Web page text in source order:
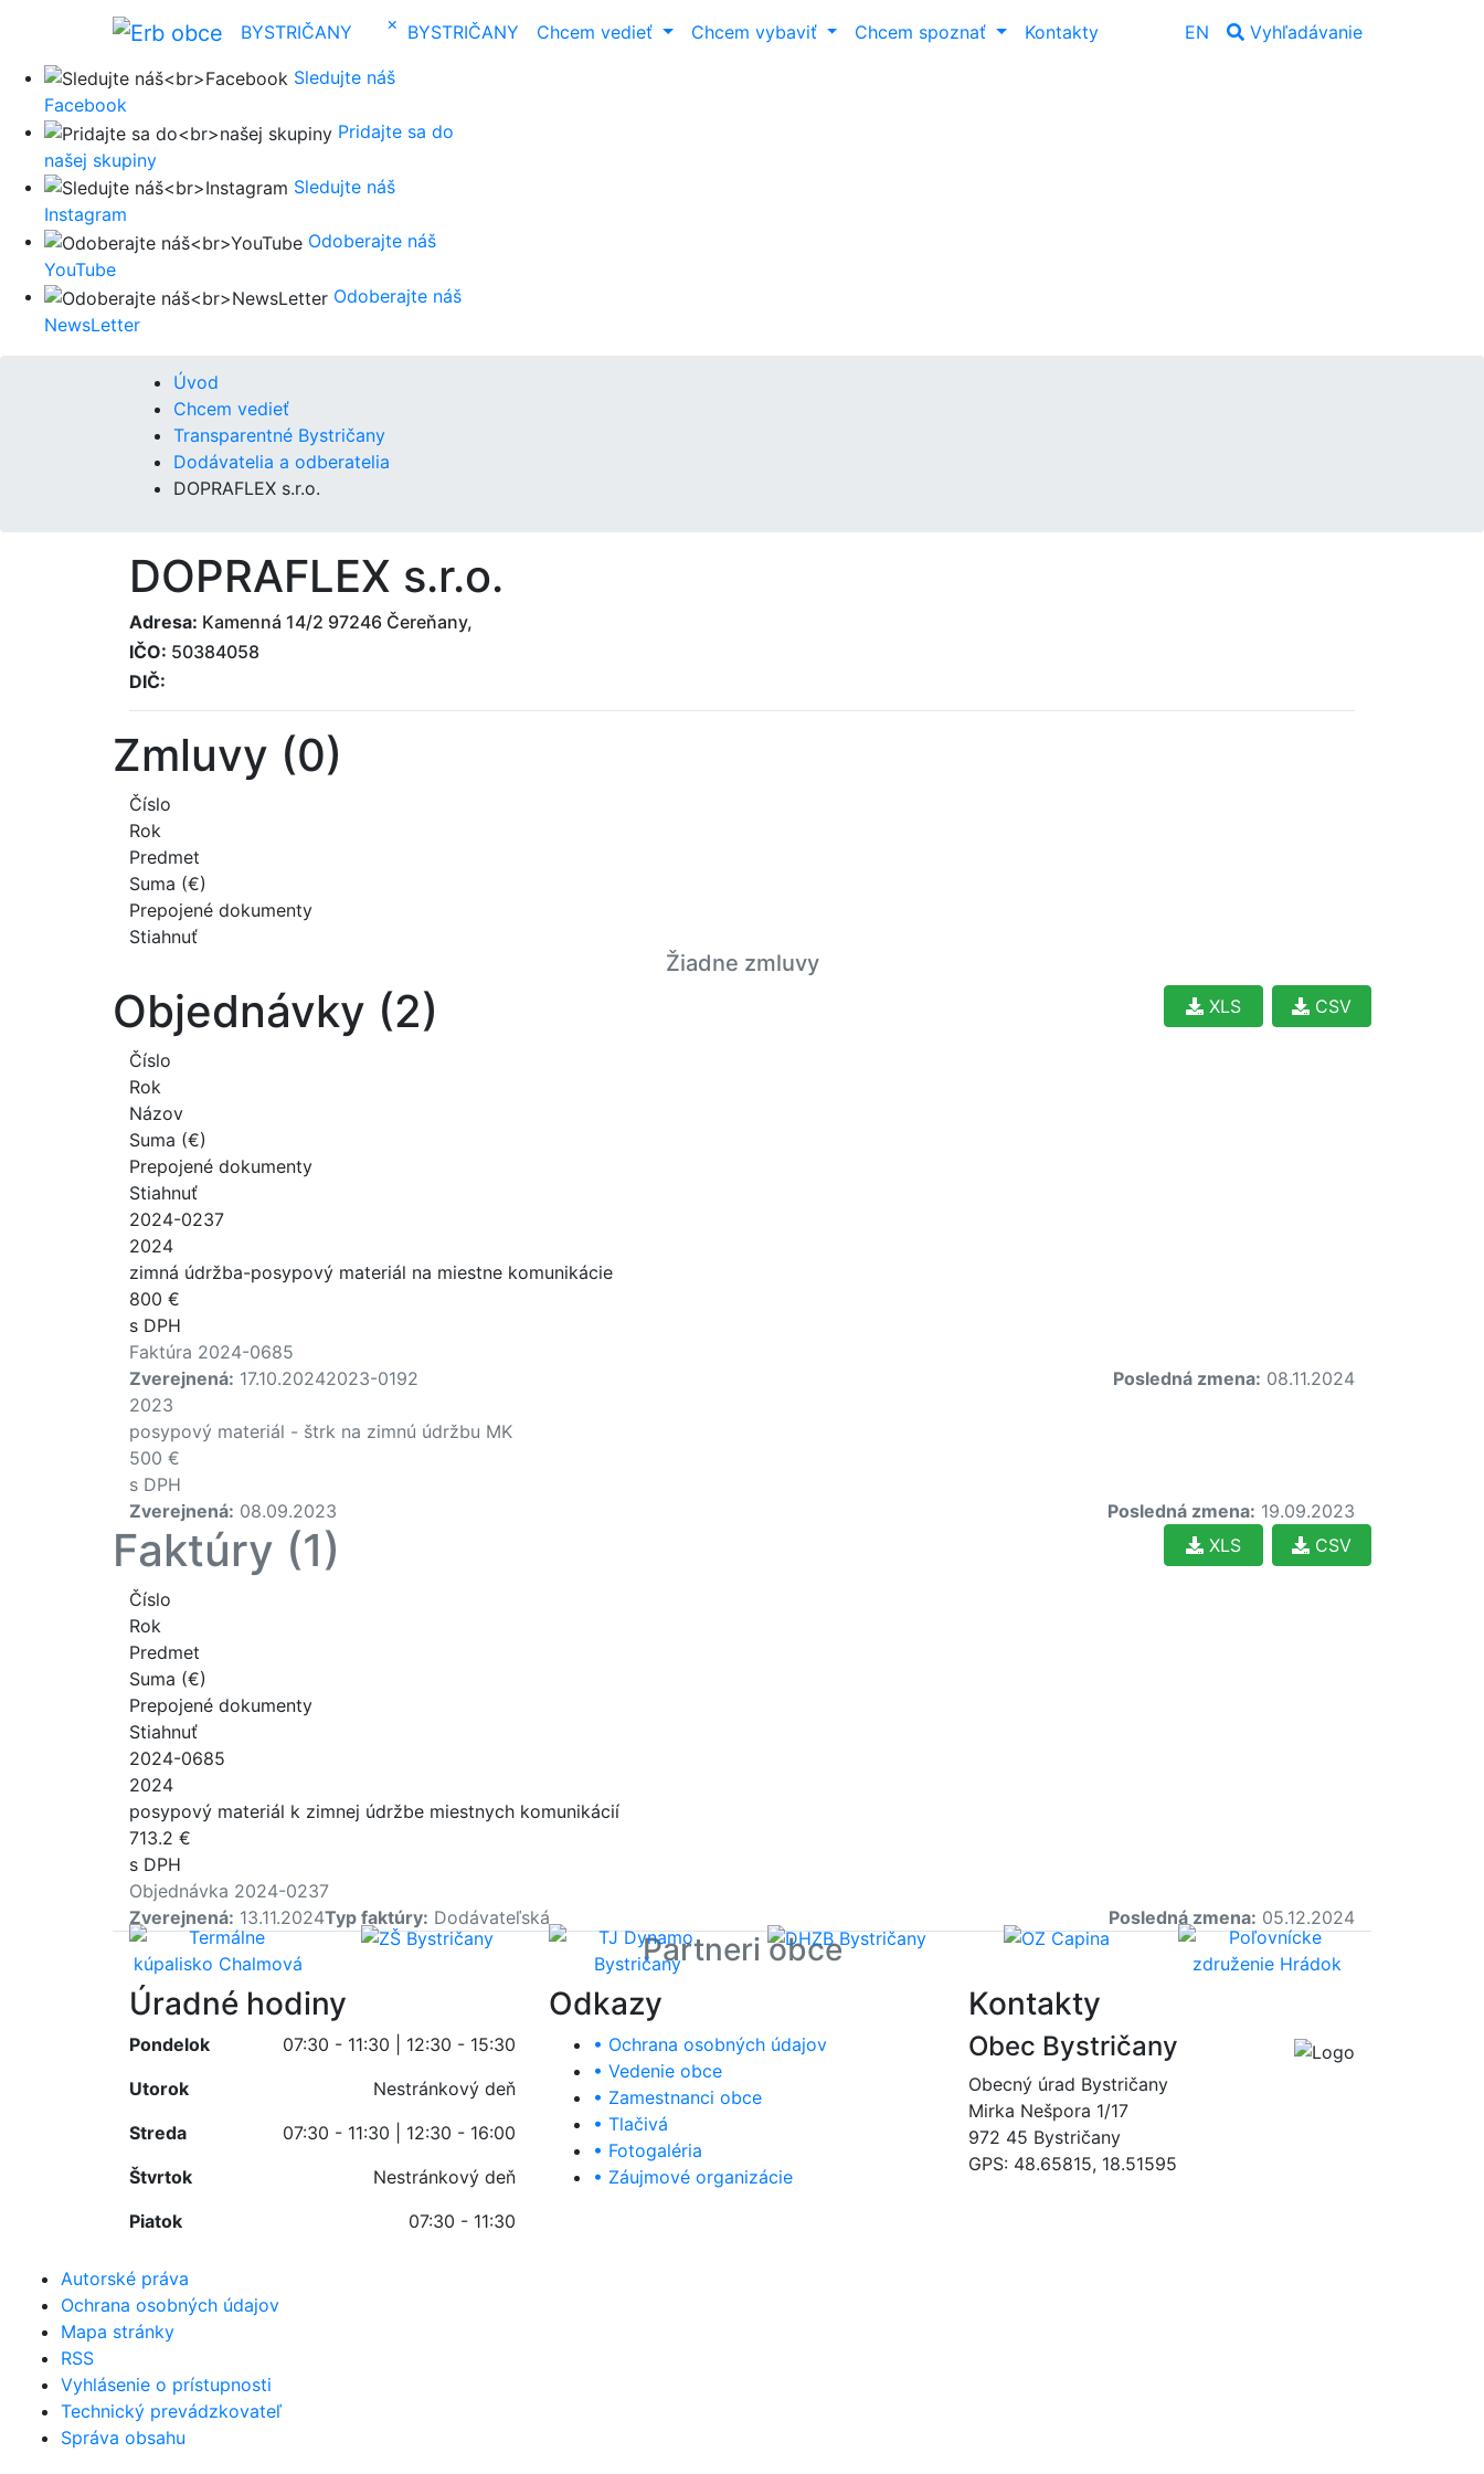
BYSTRIČANY × BYSTRIČANY Chcem vedieť Chcem vybaviť Chcem spoznať Kontakty EN Vyhľadávanie
Sledujte náš
Facebook
Pridajte sa do
našej skupiny
Sledujte náš
Instagram
Odoberajte náš
YouTube
Odoberajte náš
NewsLetter
Úvod
Chcem vedieť
Transparentné Bystričany
Dodávatelia a odberatelia
DOPRAFLEX s.r.o.
DOPRAFLEX s.r.o.
Adresa: Kamenná 14/2 97246 Čereňany,
IČO: 50384058
DIČ:
Zmluvy (0)
Číslo
Rok
Predmet
Suma (€)
Prepojené dokumenty
Stiahnuť
Žiadne zmluvy
Objednávky (2) CSV
XLS
Číslo
Rok
Názov
Suma (€)
Prepojené dokumenty
Stiahnuť
2024-0237
2024
zimná údržba-posypový materiál na miestne komunikácie
800 €
s DPH
Faktúra 2024-0685
Zverejnená: 17.10.2024 Posledná zmena: 08.11.2024
2023-0192
2023
posypový materiál - štrk na zimnú údržbu MK
500 €
s DPH
Zverejnená: 08.09.2023 Posledná zmena: 19.09.2023
Faktúry (1) CSV
XLS
Číslo
Rok
Predmet
Suma (€)
Prepojené dokumenty
Stiahnuť
2024-0685
2024
posypový materiál k zimnej údržbe miestnych komunikácií
713.2 €
s DPH
Objednávka 2024-0237
Zverejnená: 13.11.2024 Posledná zmena: 05.12.2024
Typ faktúry: Dodávateľská
Partneri obce
Úradné hodiny
Pondelok
07:30 - 11:30 | 12:30 - 15:30
Utorok
Nestránkový deň
Streda
07:30 - 11:30 | 12:30 - 16:00
Štvrtok
Nestránkový deň
Piatok
07:30 - 11:30
Odkazy
• Ochrana osobných údajov
• Vedenie obce
• Zamestnanci obce
• Tlačivá
• Fotogaléria
• Záujmové organizácie
Kontakty
Obec Bystričany
Obecný úrad Bystričany
Mirka Nešpora 1/17
972 45 Bystričany
GPS: 48.65815, 18.51595
Autorské práva
Ochrana osobných údajov
Mapa stránky
RSS
Vyhlásenie o prístupnosti
Technický prevádzkovateľ
Správa obsahu